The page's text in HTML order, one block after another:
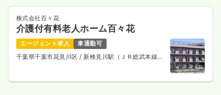
株式会社百々花
介護付有料老人ホーム百々花
エージェント求人
車通勤可
千葉県千葉市花見川区 / 新検見川駅（ＪＲ総武本線）